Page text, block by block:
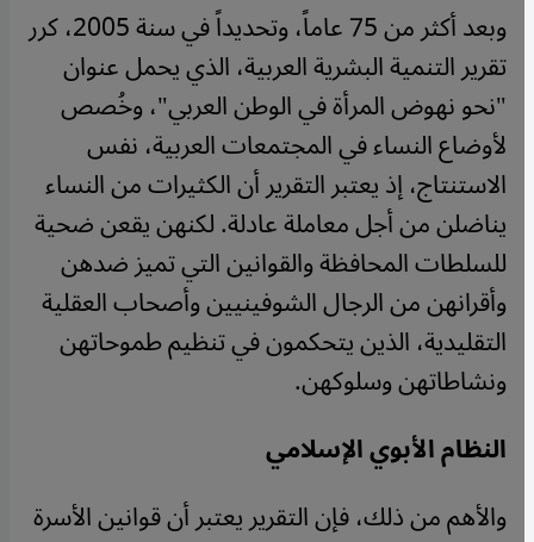
وبعد أكثر من 75 عاماً، وتحديداً في سنة 2005، كرر
تقرير التنمية البشرية العربية، الذي يحمل عنوان
"نحو نهوض المرأة في الوطن العربي"، وخُصص
لأوضاع النساء في المجتمعات العربية، نفس
الاستنتاج، إذ يعتبر التقرير أن الكثيرات من النساء
يناضلن من أجل معاملة عادلة. لكنهن يقعن ضحية
للسلطات المحافظة والقوانين التي تميز ضدهن
وأقرانهن من الرجال الشوفينيين وأصحاب العقلية
التقليدية، الذين يتحكمون في تنظيم طموحاتهن
ونشاطاتهن وسلوكهن.
النظام الأبوي الإسلامي
والأهم من ذلك، فإن التقرير يعتبر أن قوانين الأسرة